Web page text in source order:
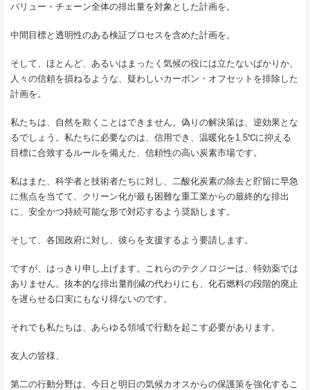
バリュー・チェーン全体の排出量を対象とした計画を。
中間目標と透明性のある検証プロセスを含めた計画を。
そして、ほとんど、あるいはまったく気候の役には立たないばかりか、
人々の信頼を損ねるような、疑わしいカーボン・オフセットを排除した
計画を。
私たちは、自然を欺くことはできません。偽りの解決策は、逆効果とな
るでしょう。私たちに必要なのは、信用でき、温暖化を1.5℃に抑える
目標に合致するルールを備えた、信頼性の高い炭素市場です。
私はまた、科学者と技術者たちに対し、二酸化炭素の除去と貯留に早急
に焦点を当てて、クリーン化が最も困難な重工業からの最終的な排出
に、安全かつ持続可能な形で対応するよう奨励します。
そして、各国政府に対し、彼らを支援するよう要請します。
ですが、はっきり申し上げます。これらのテクノロジーは、特効薬では
ありません。抜本的な排出量削減の代わりにも、化石燃料の段階的廃止
を遅らせる口実にもなり得ないのです。
それでも私たちは、あらゆる領域で行動を起こす必要があります。
友人の皆様、
第二の行動分野は、今日と明日の気候カオスからの保護策を強化するこ